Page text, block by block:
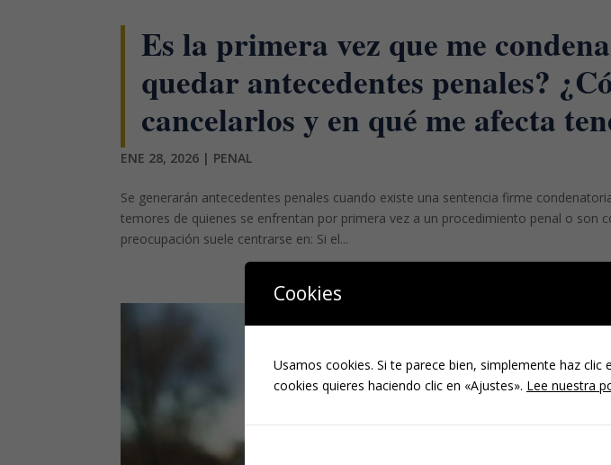
Es la primera vez que me
quedar antecedentes penales?
cancelarlos y en qué me afecta
ENE 28, 2026 | PENAL
Se generarán antecedentes penales cuando existe una sentencia firme
temores de quienes se enfrentan por primera vez a un procedimiento penal o son
preocupación suele centrarse en: Si el...
Cookies
Usamos cookies. Si te parece bien, simplemente haz
cookies quieres haciendo clic en «Ajustes». Lee nuestra